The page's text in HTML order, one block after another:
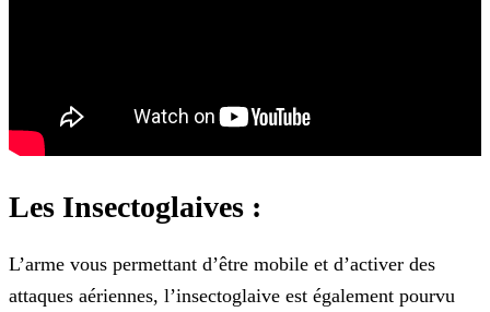
Les Insectoglaives :
L’arme vous permettant d’être mobile et d’activer des
attaques aériennes, l’insectoglaive est également pourvu